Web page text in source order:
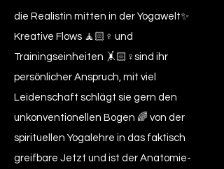
die Realistin mitten in der Yogawelt✨
Kreative Flows 🧘🏻♀️ und
Trainingseinheiten 🤸🏻♀️sind ihr
persönlicher Anspruch, mit viel
Leidenschaft schlägt sie gern den
unkonventionellen Bogen 🌈 von der
spirituellen Yogalehre in das faktisch
greifbare Jetzt und ist der Anatomie-